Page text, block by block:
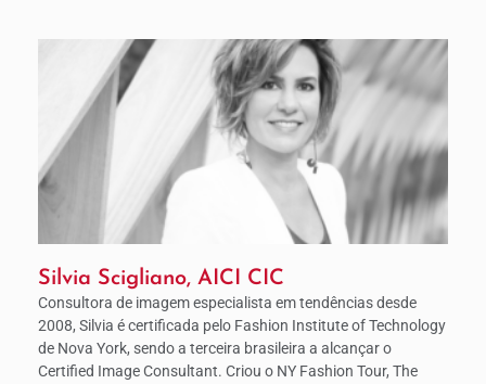
Silvia Scigliano, AICI CIC
Consultora de imagem especialista em tendências desde
2008, Silvia é certificada pelo Fashion Institute of Technology
de Nova York, sendo a terceira brasileira a alcançar o
Certified Image Consultant. Criou o NY Fashion Tour, The